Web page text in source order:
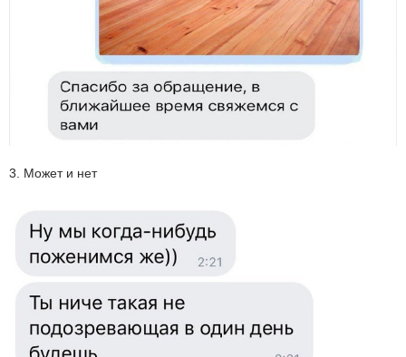
3. Может и нет